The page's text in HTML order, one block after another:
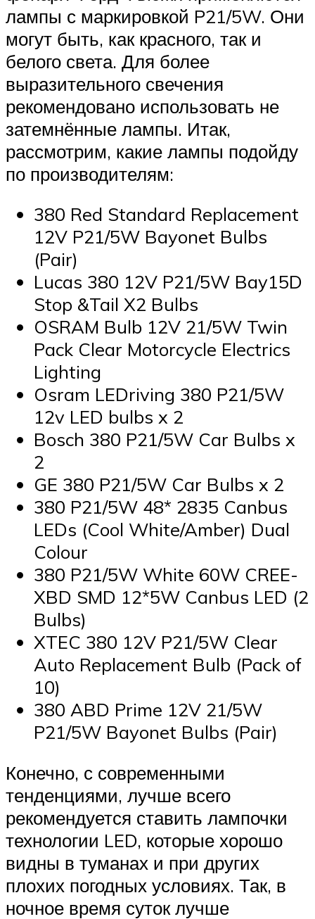
лампы с маркировкой P21/5W. Они
могут быть, как красного, так и
белого света. Для более
выразительного свечения
рекомендовано использовать не
затемнённые лампы. Итак,
рассмотрим, какие лампы подойду
по производителям:
380 Red Standard Replacement
12V P21/5W Bayonet Bulbs
(Pair)
Lucas 380 12V P21/5W Bay15D
Stop &Tail X2 Bulbs
OSRAM Bulb 12V 21/5W Twin
Pack Clear Motorcycle Electrics
Lighting
Osram LEDriving 380 P21/5W
12v LED bulbs x 2
Bosch 380 P21/5W Car Bulbs x
2
GE 380 P21/5W Car Bulbs x 2
380 P21/5W 48* 2835 Canbus
LEDs (Cool White/Amber) Dual
Colour
380 P21/5W White 60W CREE-
XBD SMD 12*5W Canbus LED (2
Bulbs)
XTEC 380 12V P21/5W Clear
Auto Replacement Bulb (Pack of
10)
380 ABD Prime 12V 21/5W
P21/5W Bayonet Bulbs (Pair)
Конечно, с современными
тенденциями, лучше всего
рекомендуется ставить лампочки
технологии LED, которые хорошо
видны в туманах и при других
плохих погодных условиях. Так, в
ночное время суток лучше